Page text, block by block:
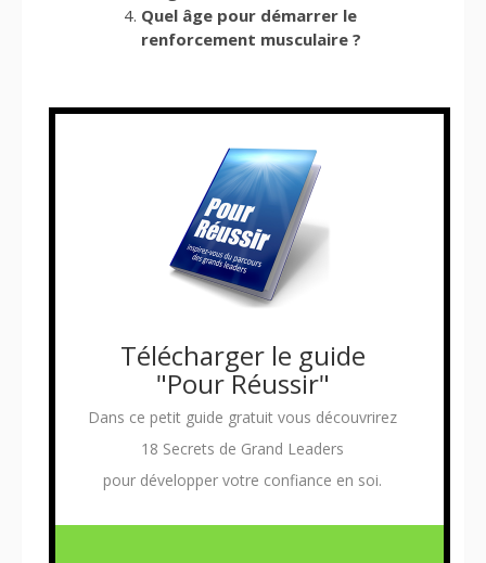
Quel âge pour démarrer le
renforcement musculaire ?
Télécharger le guide
"Pour Réussir"
Dans ce petit guide gratuit vous découvrirez
18 Secrets de Grand Leaders
pour développer votre confiance en soi.